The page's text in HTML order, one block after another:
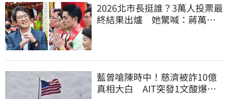
2026北市長挺誰？3萬人投票最
終結果出爐 她驚喊：蔣萬安
藍曾嗆陳時中！慈濟被詐10億
真相大白 AIT突發1文酸爆…